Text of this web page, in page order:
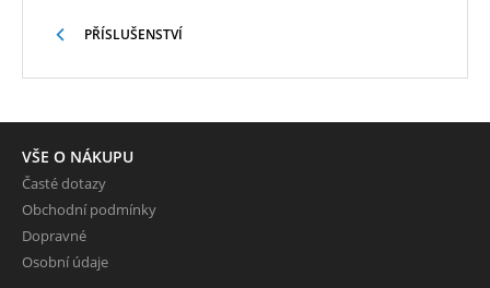
PŘÍSLUŠENSTVÍ
VŠE O NÁKUPU
Časté dotazy
Obchodní podmínky
Dopravné
Osobní údaje